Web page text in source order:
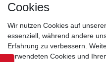
Widerrufsrecht |
Cookies
Wir nutzen Cookies auf
essenziell, während andere
Erfahrung zu verbessern.
verwendeten Cookies und